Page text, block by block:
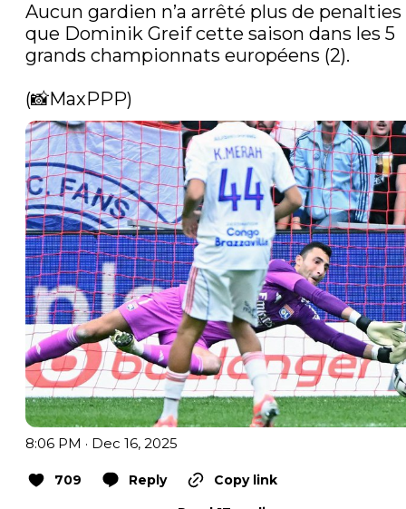
Aucun gardien n’a arrêté plus de penalties
que Dominik Greif cette saison dans les 5
grands championnats européens (2).
(📸MaxPPP)
8:06 PM · Dec 16, 2025
709 Reply
Copy link